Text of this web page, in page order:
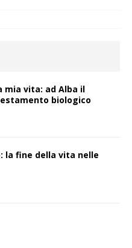
mia vita: ad Alba il
biologico
la fine della vita nelle